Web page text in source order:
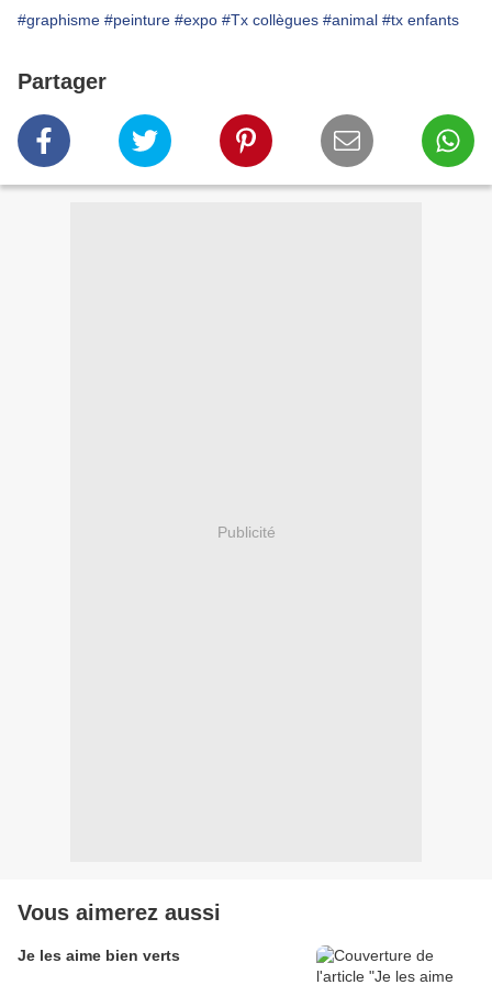
#graphisme #peinture #expo #Tx collègues #animal #tx enfants
Partager
Publicité
Vous aimerez aussi
Je les aime bien verts